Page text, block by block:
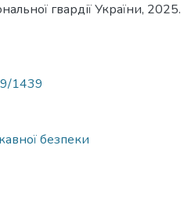
гвардії України, 2025.
1439
безпеки